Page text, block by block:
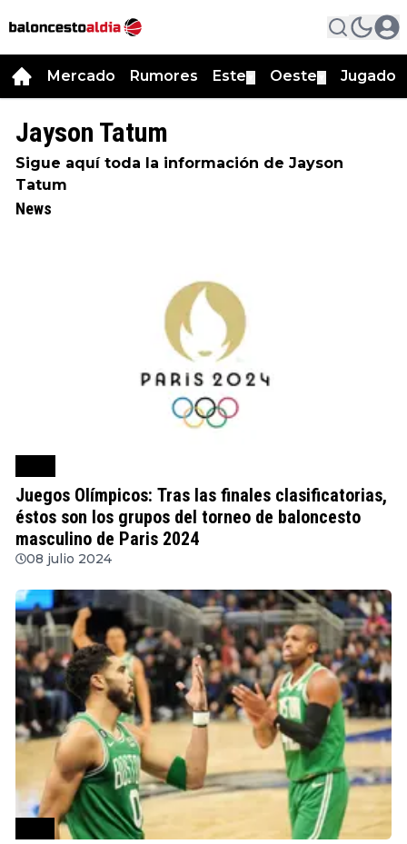
Mercado Rumores Este Oeste
Jayson Tatum
Sigue aquí toda la información de Jayson
Tatum
News
Juegos Olímpicos: Tras las finales clasificatorias,
éstos son los grupos del torneo de baloncesto
masculino de Paris 2024
08 julio 2024